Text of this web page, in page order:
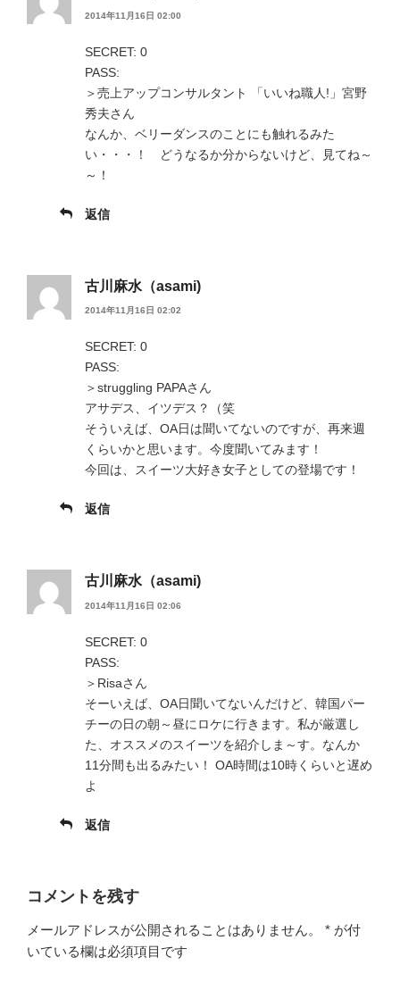
2014年11月16日 02:00
SECRET: 0
PASS:
＞売上アップコンサルタント 「いいね職人!」宮野
秀夫さん
なんか、ベリーダンスのことにも触れるみた
い・・・！ どうなるか分からないけど、見てね～
～！
返信
古川麻水（asami)
2014年11月16日 02:02
SECRET: 0
PASS:
＞struggling PAPAさん
アサデス、イツデス？（笑
そういえば、OA日は聞いてないのですが、再来週
くらいかと思います。今度聞いてみます！
今回は、スイーツ大好き女子としての登場です！
返信
古川麻水（asami)
2014年11月16日 02:06
SECRET: 0
PASS:
＞Risaさん
そーいえば、OA日聞いてないんだけど、韓国パー
チーの日の朝～昼にロケに行きます。私が厳選し
た、オススメのスイーツを紹介しま～す。なんか
11分間も出るみたい！ OA時間は10時くらいと遅め
よ
返信
コメントを残す
メールアドレスが公開されることはありません。 * が付
いている欄は必須項目です